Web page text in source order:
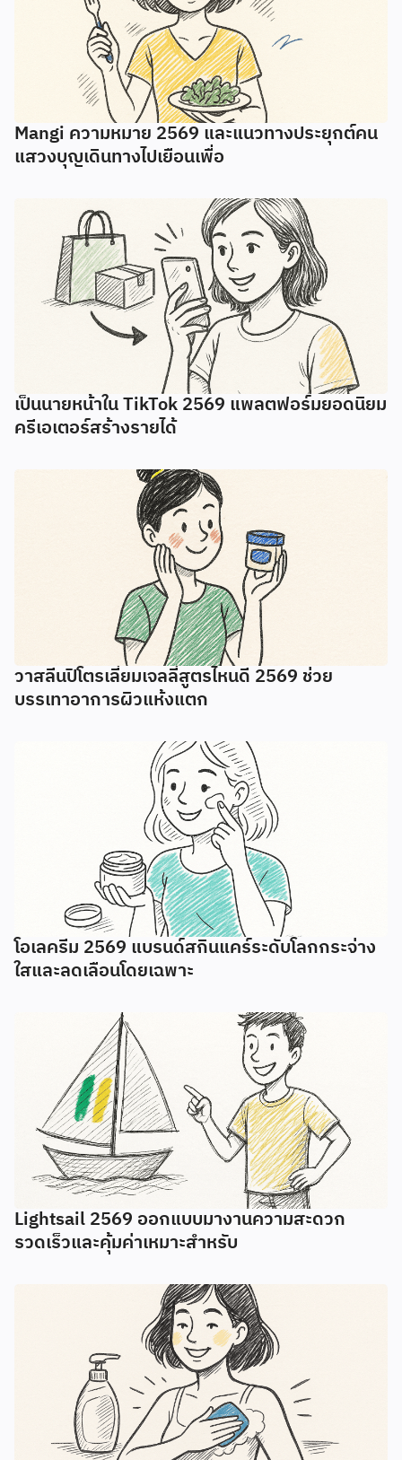
Mangi ความหมาย 2569 และแนวทางประยุกต์คน
แสวงบุญเดินทางไปเยือนเพื่อ
เป็นนายหน้าใน TikTok 2569 แพลตฟอร์มยอดนิยม
ครีเอเตอร์สร้างรายได้
วาสลีนปิโตรเลี่ยมเจลลี่สูตรไหนดี 2569 ช่วย
บรรเทาอาการผิวแห้งแตก
โอเลครีม 2569 แบรนด์สกินแคร์ระดับโลกกระจ่าง
ใสและลดเลือนโดยเฉพาะ
Lightsail 2569 ออกแบบมางานความสะดวก
รวดเร็วและคุ้มค่าเหมาะสำหรับ